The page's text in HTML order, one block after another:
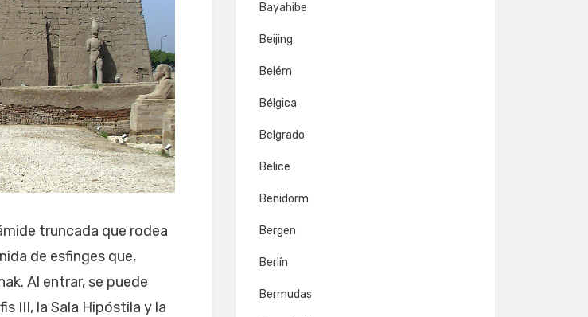
truncada que rodea
de esfinges que,
Al entrar, se puede
III, la Sala Hipóstila y la
Bayahibe
Beijing
Belém
Bélgica
Belgrado
Belice
Benidorm
Bergen
Berlín
Bermudas